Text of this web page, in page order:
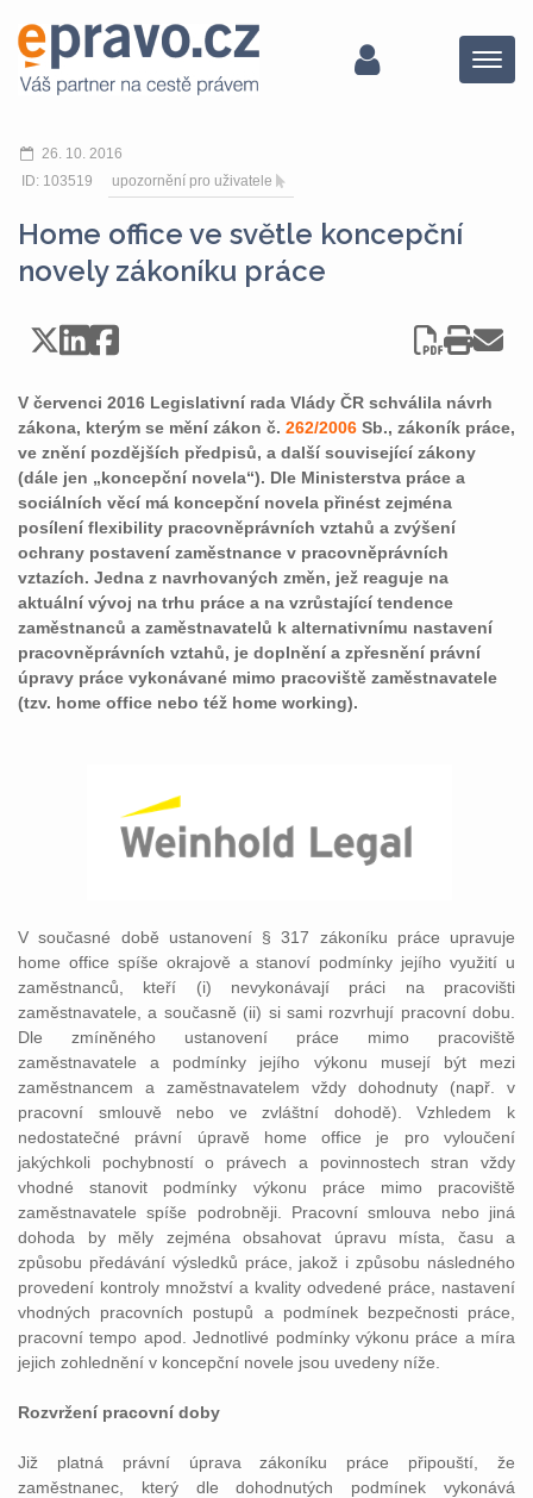
Menu
26. 10. 2016
ID: 103519
upozornění pro uživatele
Home office ve světle koncepční
novely zákoníku práce
V červenci 2016 Legislativní rada Vlády ČR schválila návrh
zákona, kterým se mění zákon č. 262/2006 Sb., zákoník práce,
ve znění pozdějších předpisů, a další související zákony
(dále jen „koncepční novela“). Dle Ministerstva práce a
sociálních věcí má koncepční novela přinést zejména
posílení flexibility pracovněprávních vztahů a zvýšení
ochrany postavení zaměstnance v pracovněprávních
vztazích. Jedna z navrhovaných změn, jež reaguje na
aktuální vývoj na trhu práce a na vzrůstající tendence
zaměstnanců a zaměstnavatelů k alternativnímu nastavení
pracovněprávních vztahů, je doplnění a zpřesnění právní
úpravy práce vykonávané mimo pracoviště zaměstnavatele
(tzv. home office nebo též home working).
V současné době ustanovení § 317 zákoníku práce upravuje
home office spíše okrajově a stanoví podmínky jejího využití u
zaměstnanců, kteří (i) nevykonávají práci na pracovišti
zaměstnavatele, a současně (ii) si sami rozvrhují pracovní dobu.
Dle zmíněného ustanovení práce mimo pracoviště
zaměstnavatele a podmínky jejího výkonu musejí být mezi
zaměstnancem a zaměstnavatelem vždy dohodnuty (např. v
pracovní smlouvě nebo ve zvláštní dohodě). Vzhledem k
nedostatečné právní úpravě home office je pro vyloučení
jakýchkoli pochybností o právech a povinnostech stran vždy
vhodné stanovit podmínky výkonu práce mimo pracoviště
zaměstnavatele spíše podrobněji. Pracovní smlouva nebo jiná
dohoda by měly zejména obsahovat úpravu místa, času a
způsobu předávání výsledků práce, jakož i způsobu následného
provedení kontroly množství a kvality odvedené práce, nastavení
vhodných pracovních postupů a podmínek bezpečnosti práce,
pracovní tempo apod. Jednotlivé podmínky výkonu práce a míra
jejich zohlednění v koncepční novele jsou uvedeny níže.
Rozvržení pracovní doby
Již platná právní úprava zákoníku práce připouští, že
zaměstnanec, který dle dohodnutých podmínek vykonává